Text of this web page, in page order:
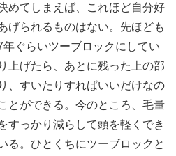
めてしまえば、これほど自分好
げられるものはない。先ほども
ぐらいツーブロックにしてい
上げたら、あとに残った上の部
、すいたりすればいいだけなの
とができる。今のところ、毛量
すっかり減らして頭を軽くでき
る。ひとくちにツーブロックと